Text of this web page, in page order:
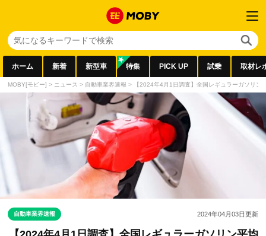
ホーム 新着 新型車 特集 PICK UP 試乗 取材レ
MOBY[モビー] > ニュース > 自動車業界速報 > 【2024年4月1日調査】全国レギュラーガソリ
自動車業界速報 2024年04月03日更新